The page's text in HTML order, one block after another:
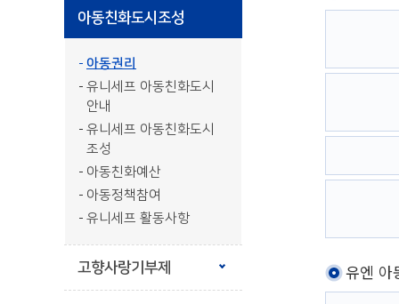
아동친화도시조성
아동권리
유니세프 아동친화도시
안내
유니세프 아동친화도시
조성
아동친화예산
아동정책참여
유니세프 활동사항
고향사랑기부제 유엔 아